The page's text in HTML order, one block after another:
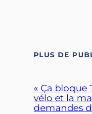
PLUS DE
« Ça bloque
vélo et la
demandes